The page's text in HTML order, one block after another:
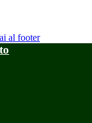
al footer